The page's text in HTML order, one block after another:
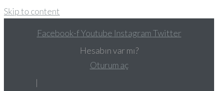
Skip to content
Facebook-fYoutube InstagramTwitter
Hesabın var mı?
Oturum aç
|